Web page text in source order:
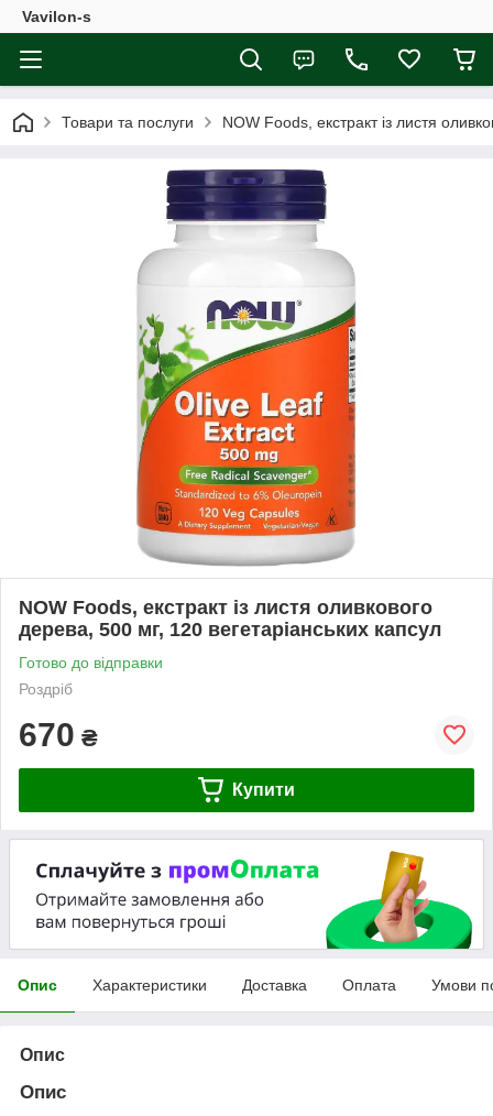
Vavilon-s
Товари та послуги NOW Foods, екстракт із листя
NOW Foods, екстракт із листя оливкового
дерева, 500 мг, 120 вегетаріанських капсул
Готово до відправки
Роздріб
670 ₴
Купити
Опис Характеристики Доставка Оплата Умови
Опис
Опис